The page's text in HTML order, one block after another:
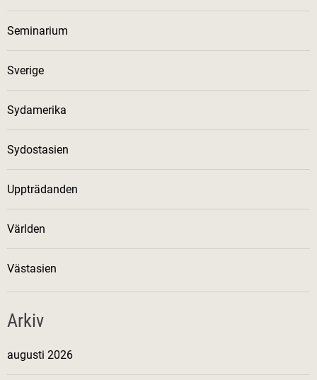
Seminarium
Sverige
Sydamerika
Sydostasien
Uppträdanden
Världen
Västasien
Arkiv
augusti 2026